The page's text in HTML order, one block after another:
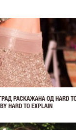
РАСКАЖАНА ОД HARD TO
HARD TO EXPLAIN